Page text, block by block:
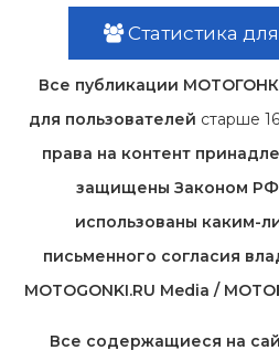
Статистика
Все публикации
для пользователей старше
права на контент
защищены Законом РФ
использованы каким-
письменного согласия
MOTOGONKI.RU Media /
Все содержащиеся на